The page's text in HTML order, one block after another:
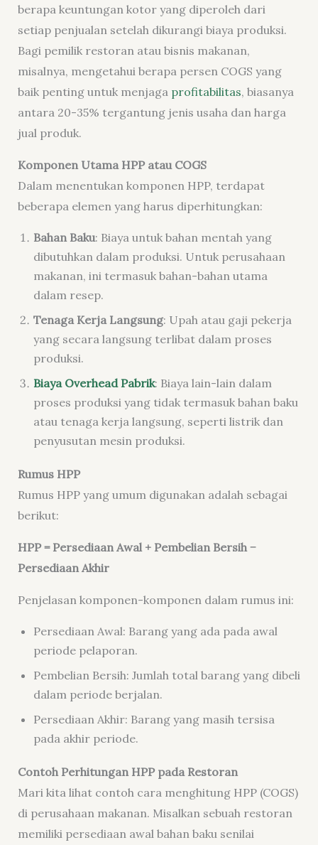
berapa keuntungan kotor yang diperoleh dari
setiap penjualan setelah dikurangi biaya produksi.
Bagi pemilik restoran atau bisnis makanan,
misalnya, mengetahui berapa persen COGS yang
baik penting untuk menjaga profitabilitas, biasanya
antara 20-35% tergantung jenis usaha dan harga
jual produk.
Komponen Utama HPP atau COGS
Dalam menentukan komponen HPP, terdapat
beberapa elemen yang harus diperhitungkan:
Bahan Baku: Biaya untuk bahan mentah yang
dibutuhkan dalam produksi. Untuk perusahaan
makanan, ini termasuk bahan-bahan utama
dalam resep.
Tenaga Kerja Langsung: Upah atau gaji pekerja
yang secara langsung terlibat dalam proses
produksi.
Biaya Overhead Pabrik: Biaya lain-lain dalam
proses produksi yang tidak termasuk bahan baku
atau tenaga kerja langsung, seperti listrik dan
penyusutan mesin produksi.
Rumus HPP
Rumus HPP yang umum digunakan adalah sebagai
berikut:
HPP = Persediaan Awal + Pembelian Bersih −
Persediaan Akhir
Penjelasan komponen-komponen dalam rumus ini:
Persediaan Awal: Barang yang ada pada awal
periode pelaporan.
Pembelian Bersih: Jumlah total barang yang dibeli
dalam periode berjalan.
Persediaan Akhir: Barang yang masih tersisa
pada akhir periode.
Contoh Perhitungan HPP pada Restoran
Mari kita lihat contoh cara menghitung HPP (COGS)
di perusahaan makanan. Misalkan sebuah restoran
memiliki persediaan awal bahan baku senilai